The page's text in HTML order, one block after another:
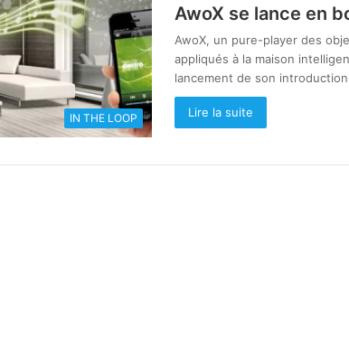
IN THE LOOP
AwoX se lance en
AwoX, un pure-player des
appliqués à la maison
lancement de son
Lire la suite